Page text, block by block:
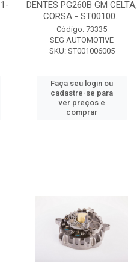
DENTES PG260B GM CELTA,
CORSA - ST00100...
Código: 73335
SEG AUTOMOTIVE
SKU: ST001006005
Faça seu login ou
cadastre-se para
ver preços e
comprar